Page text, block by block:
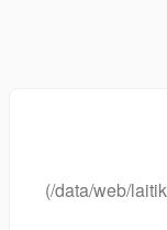
(/data/web/